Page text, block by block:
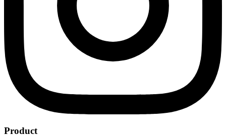
Product